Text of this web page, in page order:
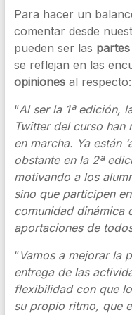
Para hacer un
comentar desde
pueden ser las
se reflejan en las
opinionesal respecto:
“Al ser la 1ª edición,
Twitter del curso han
en marcha. Ya están
obstante en la 2ª
motivando a los
sino que participen
comunidad dinámica
aportaciones de
“Vamos a mejorar la
entrega de las
flexibilidad con que
su propio ritmo, que